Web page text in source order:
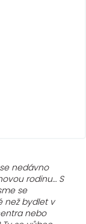
nedávno
rodinu… S
se
než bydlet v
nebo